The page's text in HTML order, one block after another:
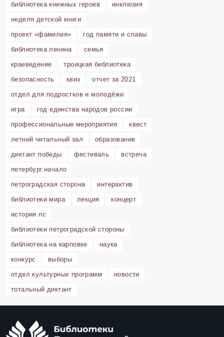
библиотека книжных героев
инклюзия
неделя детской книги
проект «фамилия»
год памяти и славы
библиотека ленина
семья
краеведение
троицкая библиотека
безопасность
квиз
отчет за 2021
отдел для подростков и молодёжи
игра
год единства народов россии
профессиональные мероприятия
квест
летний читальный зал
образование
диктант победы
фестиваль
встреча
петербург.начало
петроградская сторона
интерактив
библиотеки мира
лекция
концерт
история пс
библиотеки петроградской стороны
библиотека на карповке
наука
конкурс
выборы
отдел культурных программ
новости
тотальный диктант